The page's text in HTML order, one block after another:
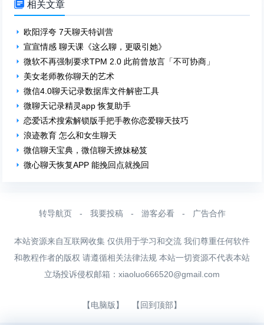
 相关文章
欧阳浮夸 7天聊天特训营
宣宣情感 聊天课《这么聊，更吸引她》
微软不再强制要求TPM 2.0 此前曾放言「不可协商」
美女老师教你聊天的艺术
微信4.0聊天记录数据库文件解密工具
微聊天记录精灵app 恢复助手
恋爱话术搜索解锁版手把手教你恋爱聊天技巧
浪迹教育 怎么和女生聊天
微信聊天宝典，微信聊天撩妹秘笈
微心聊天恢复APP 能挽回点就挽回
转导航页 - 我要投稿 - 游客必看 - 广告合作
本站资源来自互联网收集 仅供用于学习和交流 我们尊重任何软件
和教程作者的版权 请遵循相关法律法规 本站一切资源不代表本站
立场投诉侵权邮箱： xiaoluo666520@gmail.com
【电脑版】 【回到顶部】